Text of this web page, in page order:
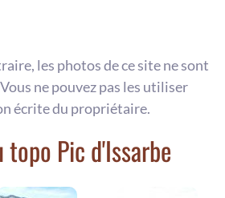
les photos de ce site ne sont
ne pouvez pas les utiliser
écrite du propriétaire.
topo Pic d'Issarbe